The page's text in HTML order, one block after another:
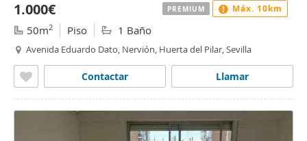
1.000€
50m2 Piso 1 Baño
Avenida Eduardo Dato, Nervión, Huerta del Pilar, Sevilla
Llamar
Contactar
PREMIUM Máx. 10km